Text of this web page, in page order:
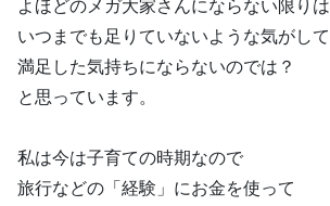
よほどのメガ大家さんにならない限りは
いつまでも足りていないような気がして
満足した気持ちにならないのでは？
と思っています。
私は今は子育ての時期なので
旅行などの「経験」にお金を使って